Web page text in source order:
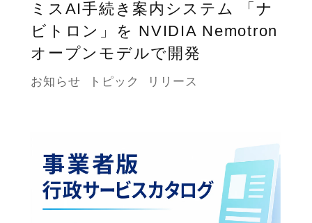
ミスAI手続き案内システム 「ナ
ビトロン」を NVIDIA Nemotron
オープンモデルで開発
お知らせ トピック リリース